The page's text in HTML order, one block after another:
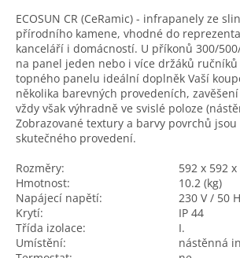
ECOSUN CR (CeRamic) - infrapanely ze
přírodního kamene, vhodné do
kanceláří i domácností. U příkonů 300/
na panel jeden nebo i více držáků
topného panelu ideální doplněk Vaší
několika barevných provedeních,
vždy však výhradně ve svislé poloze
Zobrazované textury a barvy povrchů
skutečného provedení.
Rozměry:
592 x 592
Hmotnost:
10.2 (kg)
Napájecí napětí:
230 V / 50
Krytí:
IP 44
Třída izolace:
I.
Umístění:
nástěnná